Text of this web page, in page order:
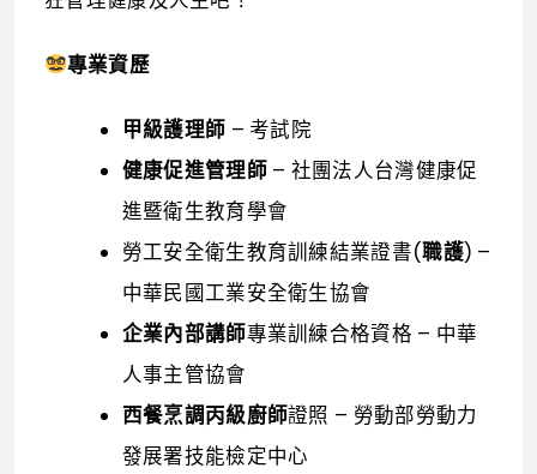
專業資歷
甲級護理師 – 考試院
健康促進管理師– 社團法人台灣健康促
進暨衛生教育學會
勞工安全衛生教育訓練結業證書(職護) –
中華民國工業安全衛生協會
企業內部講師專業訓練合格資格 – 中華
人事主管協會
西餐烹調丙級廚師證照 – 勞動部勞動力
發展署技能檢定中心